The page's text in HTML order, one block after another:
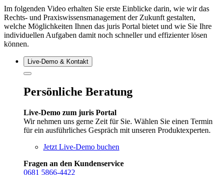
Im folgenden Video erhalten Sie erste Einblicke darin, wie wir das
Rechts- und Praxiswissensmanagement der Zukunft gestalten,
welche Möglichkeiten Ihnen das juris Portal bietet und wie Sie Ihre
individuellen Aufgaben damit noch schneller und effizienter lösen
können.
Live‑Demo & Kontakt
Persönliche Beratung
Live-Demo zum juris Portal
Wir nehmen uns gerne Zeit für Sie. Wählen Sie einen Termin
für ein ausführliches Gespräch mit unseren Produktexperten.
Jetzt Live-Demo buchen
Fragen an den Kundenservice
0681 5866-4422